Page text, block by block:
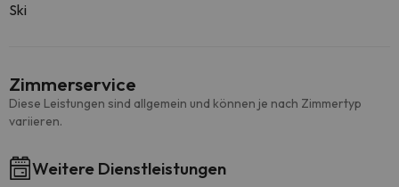
Ski
Zimmerservice
Diese Leistungen sind allgemein und können je nach Zimmertyp
variieren.
Weitere Dienstleistungen